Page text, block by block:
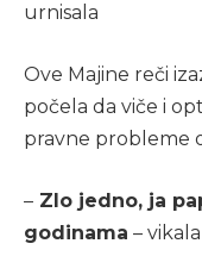
urnisala
Ove Majine reči
počela da viče i
pravne probleme
– Zlo jedno, ja
godinama –